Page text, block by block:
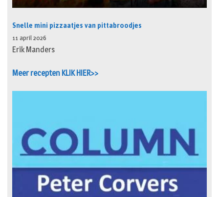
Snelle mini pizzaatjes van pittabroodjes
11 april 2026
Erik Manders
Meer recepten KLIK HIER>>